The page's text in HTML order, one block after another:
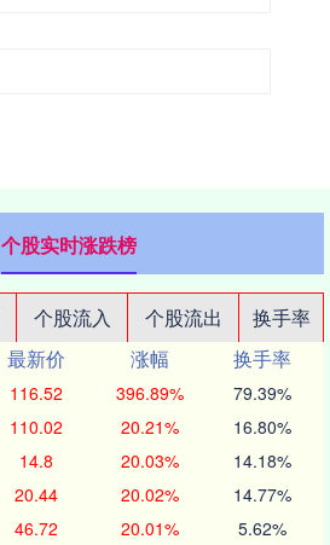
个股实时涨跌榜
个股流入 个股流出
换手率
最新价 涨幅
换手率
116.52 396.89% 79.39%
110.02 20.21% 16.80%
14.8 20.03% 14.18%
20.44 20.02% 14.77%
46.72 20.01% 5.62%